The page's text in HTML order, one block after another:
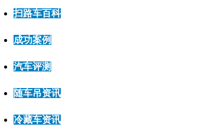
扫路车百科
成功案例
汽车评测
随车吊资讯
冷藏车资讯